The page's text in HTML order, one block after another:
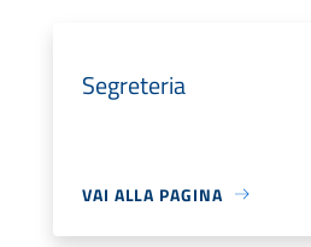
Segreteria
VAI ALLA PAGINA